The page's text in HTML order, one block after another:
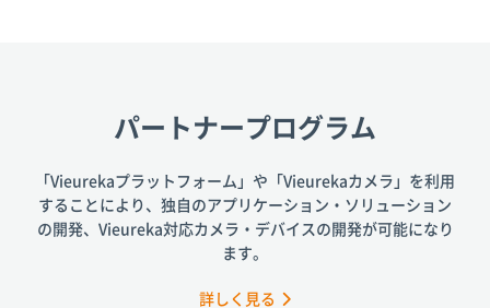
パートナープログラム
「Vieurekaプラットフォーム」や「Vieurekaカメラ」を利用
することにより、 独自のアプリケーション・ソリューション
の開発、 Vieureka対応カメラ・デバイスの開発が可能になり
ます。
詳しく見る